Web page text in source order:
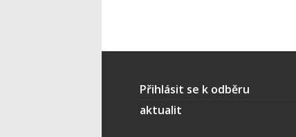
Přihlásit se k odběru
aktualit